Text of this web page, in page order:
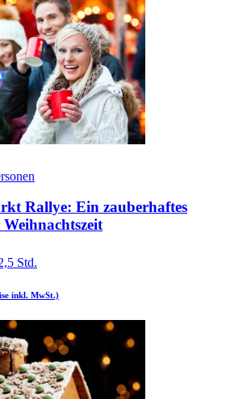
Rallye: Ein zauberhaftes
Std.
inkl. MwSt.)